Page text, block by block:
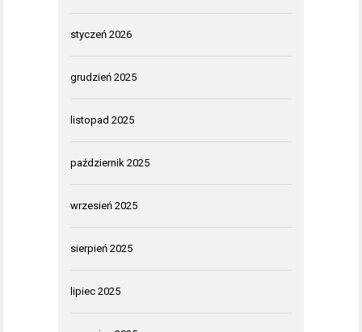
styczeń 2026
grudzień 2025
listopad 2025
październik 2025
wrzesień 2025
sierpień 2025
lipiec 2025